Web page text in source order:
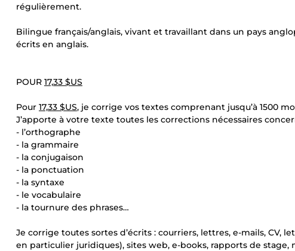
régulièrement.
Bilingue français/anglais, vivant et travaillant dans un pays
écrits en anglais.
POUR 17,33 $US
Pour 17,33 $US, je corrige vos textes comprenant jusqu’à 1500
J’apporte à votre texte toutes les corrections nécessaires
- l’orthographe
- la grammaire
- la conjugaison
- la ponctuation
- la syntaxe
- le vocabulaire
- la tournure des phrases…
Je corrige toutes sortes d’écrits : courriers, lettres, e-mails,
en particulier juridiques), sites web, e-books, rapports de